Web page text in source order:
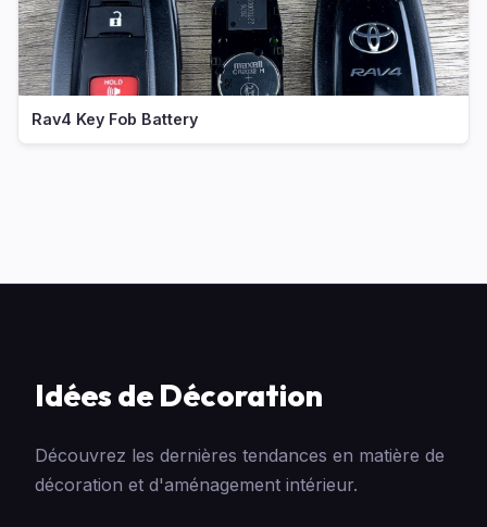
Rav4 Key Fob Battery
Idées de Décoration
Découvrez les dernières tendances en matière de
décoration et d'aménagement intérieur.